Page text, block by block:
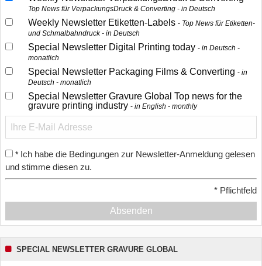
Top News für VerpackungsDruck & Converting - in Deutsch
Weekly Newsletter Etiketten-Labels
Top News für Etiketten-
und Schmalbahndruck - in Deutsch
Special Newsletter Digital Printing today
in Deutsch -
monatlich
Special Newsletter Packaging Films & Converting
in
Deutsch - monatlich
Special Newsletter Gravure Global Top news for the
gravure printing industry
in English - monthly
* Ich habe die Bedingungen zur Newsletter-Anmeldung gelesen
und stimme diesen zu.
* Pflichtfeld
Absenden
SPECIAL NEWSLETTER GRAVURE GLOBAL